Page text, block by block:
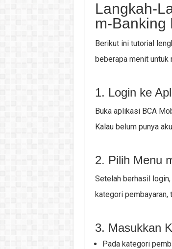
Langkah-
m-Banking
Berikut ini tutorial
beberapa menit untuk
1. Login ke
Buka aplikasi BCA
Kalau belum punya
2. Pilih Menu
Setelah berhasil
kategori pembayaran,
3. Masukkan
Pada kategori